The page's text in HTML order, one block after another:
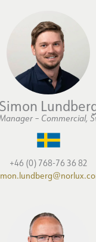
Simon
– Commercial,
+46 (0) 768-76 36 82